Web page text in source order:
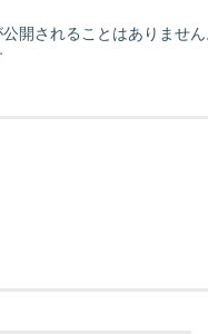
開されることはありません